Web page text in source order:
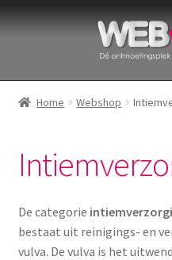
Ga
Ga
Home
Intiemverzorging
Menstruatiedisks
Menstruatiecups
Home Webshop
De categorie
bestaat uit reinigings- en
vulva. De vulva is het